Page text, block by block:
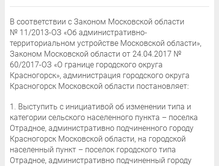
В соответствии с Законом Московской области
№ 11/2013-ОЗ «Об административно-
территориальном устройстве Московской области»,
Законом Московской области от 24.04.2017 №
60/2017-ОЗ «О границе городского округа
Красногорск», администрация городского округа
Красногорск Московской области постановляет:
1. Выступить с инициативой об изменении типа и
категории сельского населенного пункта – поселка
Отрадное, административно подчиненного городу
Красногорск Московской области, на городской
населенный пункт – поселок городского типа
Отрадное, административно подчиненный городу